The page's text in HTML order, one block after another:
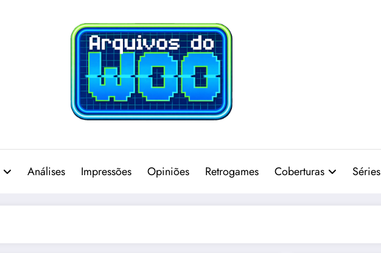
Análises Impressões Opiniões Retrogames Coberturas Séries